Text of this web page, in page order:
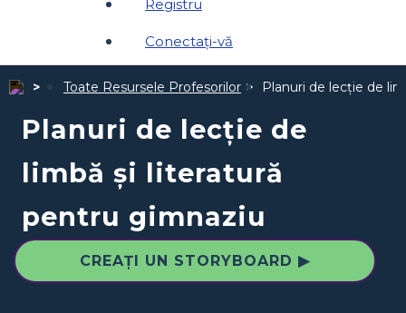
Registru
Conectați-vă
Toate Resursele Profesorilor Planuri de lecție de
Planuri de lecție de
limbă și literatură
pentru gimnaziu
CREAȚI UN STORYBOARD ▶